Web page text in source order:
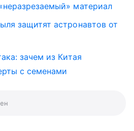
материал
защитят астронавтов от
зачем из Китая
с семенами